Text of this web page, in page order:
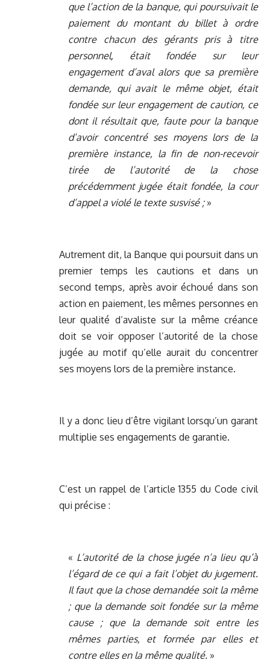
que l’action de la banque, qui poursuivait le
paiement du montant du billet à ordre
contre chacun des gérants pris à titre
personnel, était fondée sur leur
engagement d’aval alors que sa première
demande, qui avait le même objet, était
fondée sur leur engagement de caution, ce
dont il résultait que, faute pour la banque
d’avoir concentré ses moyens lors de la
première instance, la fin de non-recevoir
tirée de l’autorité de la chose
précédemment jugée était fondée, la cour
d’appel a violé le texte susvisé ;»
Autrement dit, la Banque qui poursuit dans un
premier temps les cautions et dans un
second temps, après avoir échoué dans son
action en paiement, les mêmes personnes en
leur qualité d’avaliste sur la même créance
doit se voir opposer l’autorité de la chose
jugée au motif qu’elle aurait du concentrer
ses moyens lors de la première instance.
Il y a donc lieu d’être vigilant lorsqu’un garant
multiplie ses engagements de garantie.
C’est un rappel de l’article 1355 du Code civil
qui précise :
« L’autorité de la chose jugée n’a lieu qu’à
l’égard de ce qui a fait l’objet du jugement.
Il faut que la chose demandée soit la même
; que la demande soit fondée sur la même
cause ; que la demande soit entre les
mêmes parties, et formée par elles et
contre elles en la même qualité. »